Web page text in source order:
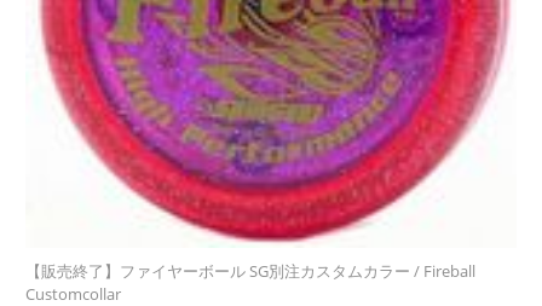
【販売終了】ファイヤーボール SG別注カスタムカラー / Fireball
Customcollar